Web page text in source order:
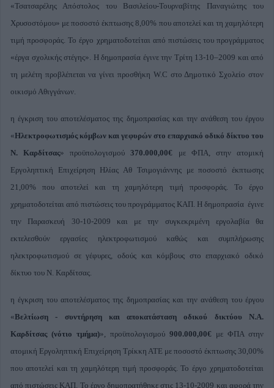
«Τσατσαρέλης Απόστολος του Βασιλείου-Τουρναβίτης Παναγιώτης του
Χρυσοστόμου» με ποσοστό έκπτωσης 8,00% που αποτελεί και τη χαμηλότερη
τιμή προσφοράς. Το έργο χρηματοδοτείται από πιστώσεις του προγράμματος
«έργα σχολικής στέγης». Η δημοπρασία έγινε την Τρίτη 13-10–2009 και από
τη μελέτη προβλέπεται να γίνει προσθήκη W.C στο Δημοτικό Σχολείο στον
οικισμό Αθιγγάνων.
η έγκριση του αποτελέσματος της δημοπρασίας και την ανάθεση του έργου
«Ηλεκτροφωτισμός κόμβων και γεφυρών στο επαρχιακό οδικό δίκτυο του
Ν. Καρδίτσας» προϋπολογισμού370.000,00€ με ΦΠΑ, στην ατομική
Εργοληπτική Επιχείρηση Ηλίας Αθ Τσιμογιάννης με ποσοστό έκπτωσης
21,00% που αποτελεί και τη χαμηλότερη τιμή προσφοράς. Το έργο
χρηματοδοτείται από πιστώσεις του προγράμματος ΚΑΠ. Η δημοπρασία έγινε
την Παρασκευή 30-10-2009 και με την συγκεκριμένη εργολαβία θα
εκτελεσθούν εργασίες ηλεκτροφωτισμού καθώς και συμπλήρωσης
ηλεκτροφωτισμού σε γέφυρες, οδούς και κόμβους στο επαρχιακό οδικό
δίκτυο του Ν. Καρδίτσας.
η έγκριση του αποτελέσματος της δημοπρασίας και την ανάθεση του έργου
«Βελτίωση - συντήρηση και αποκατάσταση οδικού δικτύου Ν.Α.
Καρδίτσας (νότιο τμήμα)», προϋπολογισμού 900.000,00€ με ΦΠΑ στην
ατομική Εργοληπτική Επιχείρηση Τρίκκη ΑΤΕ με ποσοστό έκπτωσης 30,00%
που αποτελεί και τη χαμηλότερη τιμή προσφοράς. Το έργο χρηματοδοτείται
από πιστώσεις ΚΑΠ. Το έργο δημοπρατήθηκε στις 13-10-2009 και αφορά την